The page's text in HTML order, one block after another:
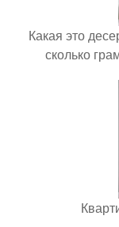
Какая это
сколько